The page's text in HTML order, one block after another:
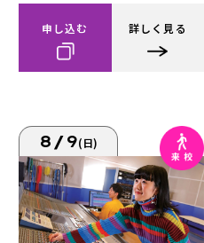
申し込む 詳しく見る
8/9(日)